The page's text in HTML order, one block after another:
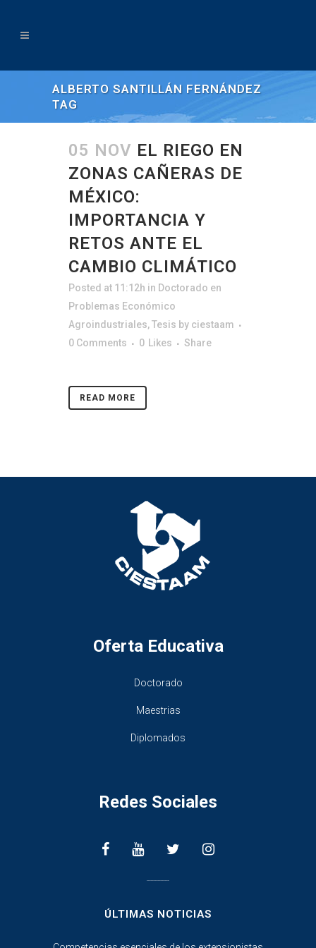
ALBERTO SANTILLÁN FERNÁNDEZ
TAG
05 NOV EL RIEGO EN
ZONAS CAÑERAS DE
MÉXICO:
IMPORTANCIA Y
RETOS ANTE EL
CAMBIO CLIMÁTICO
Posted at 11:12h in Doctorado en
Problemas Económico
Agroindustriales,Tesis by ciestaam
0 Comments
0 Likes Share
READ MORE
Oferta Educativa
Doctorado
Maestrias
Diplomados
Redes Sociales
ÚLTIMAS NOTICIAS